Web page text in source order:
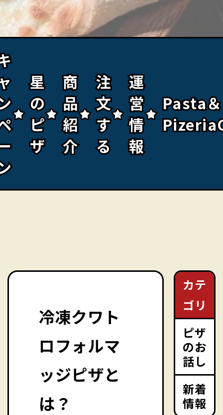
星
の
ピ
ザ
星
の
ピ
ザ
商
品
紹
介
商
品
紹
介
注
文
す
る
注
文
す
る
運
営
情
報
運
営
情
報
Pasta＆
Pasta＆
冷凍クワト
ロフォルマ
ッジピザと
は？
カテ
ゴリ
ピザ
のお
話し
新着
情報